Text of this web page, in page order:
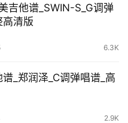
吉他谱_SWIN-S_G调弹
高清版
6.3K
_郑润泽_C调弹唱谱_高
2.9K